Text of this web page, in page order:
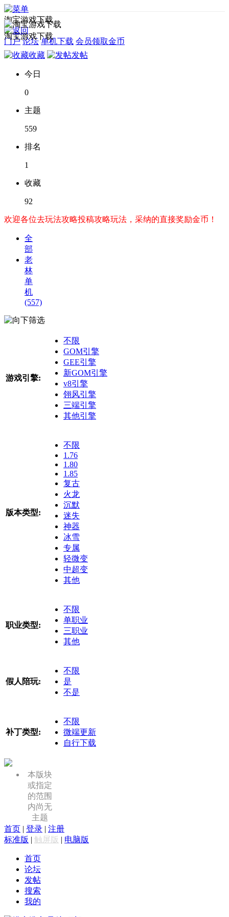
淘宝游戏下载
门户 论坛 单机下载 会员领取金币
淘宝游戏下载
收藏 发帖
今日
0
主题
559
排名
1
收藏
92
欢迎各位去玩法攻略投稿攻略玩法，采纳的直接奖励金币！
全
部
老
林
单
机
(557)
筛选
游戏引擎:
不限
GOM引擎
GEE引擎
新GOM引擎
v8引擎
翎风引擎
三端引擎
其他引擎
版本类型:
不限
1.76
1.80
1.85
复古
火龙
沉默
迷失
神器
冰雪
专属
轻微变
中超变
其他
职业类型:
不限
单职业
三职业
其他
假人陪玩:
不限
是
不是
补丁类型:
不限
微端更新
自行下载
本版块
或指定
的范围
内尚无
主题
首页 | 登录 | 注册
标准版 | 触屏版 | 电脑版
首页
论坛
发帖
搜索
我的